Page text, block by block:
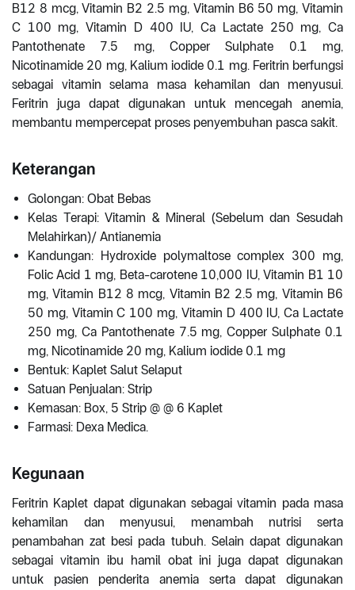
B12 8 mcg, Vitamin B2 2.5 mg, Vitamin B6 50 mg, Vitamin
C 100 mg, Vitamin D 400 IU, Ca Lactate 250 mg, Ca
Pantothenate 7.5 mg, Copper Sulphate 0.1 mg,
Nicotinamide 20 mg, Kalium iodide 0.1 mg. Feritrin berfungsi
sebagai vitamin selama masa kehamilan dan menyusui.
Feritrin juga dapat digunakan untuk mencegah anemia,
membantu mempercepat proses penyembuhan pasca sakit.
Keterangan
Golongan: Obat Bebas
Kelas Terapi: Vitamin & Mineral (Sebelum dan Sesudah
Melahirkan)/ Antianemia
Kandungan: Hydroxide polymaltose complex 300 mg,
Folic Acid 1 mg, Beta-carotene 10,000 IU, Vitamin B1 10
mg, Vitamin B12 8 mcg, Vitamin B2 2.5 mg, Vitamin B6
50 mg, Vitamin C 100 mg, Vitamin D 400 IU, Ca Lactate
250 mg, Ca Pantothenate 7.5 mg, Copper Sulphate 0.1
mg, Nicotinamide 20 mg, Kalium iodide 0.1 mg
Bentuk: Kaplet Salut Selaput
Satuan Penjualan: Strip
Kemasan: Box, 5 Strip @ @ 6 Kaplet
Farmasi: Dexa Medica.
Kegunaan
Feritrin Kaplet dapat digunakan sebagai vitamin pada masa
kehamilan dan menyusui, menambah nutrisi serta
penambahan zat besi pada tubuh. Selain dapat digunakan
sebagai vitamin ibu hamil obat ini juga dapat digunakan
untuk pasien penderita anemia serta dapat digunakan